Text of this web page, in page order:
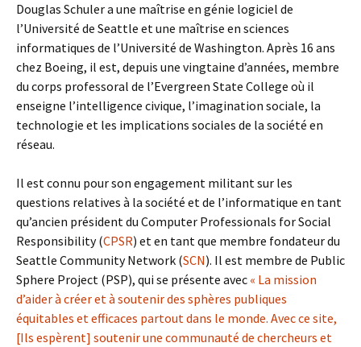
Douglas Schuler a une maîtrise en génie logiciel de
l’Université de Seattle et une maîtrise en sciences
informatiques de l’Université de Washington. Après 16 ans
chez Boeing, il est, depuis une vingtaine d’années, membre
du corps professoral de l’Evergreen State College où il
enseigne l’intelligence civique, l’imagination sociale, la
technologie et les implications sociales de la société en
réseau.
Il est connu pour son engagement militant sur les
questions relatives à la société et de l’informatique en tant
qu’ancien président du Computer Professionals for Social
Responsibility (CPSR) et en tant que membre fondateur du
Seattle Community Network (SCN). Il est membre de Public
Sphere Project (PSP), qui se présente avec « La mission
d’aider à créer et à soutenir des sphères publiques
équitables et efficaces partout dans le monde. Avec ce site,
[Ils espèrent] soutenir une communauté de chercheurs et